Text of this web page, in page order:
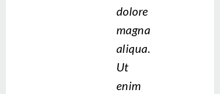
dolore
magna
aliqua.
Ut
enim